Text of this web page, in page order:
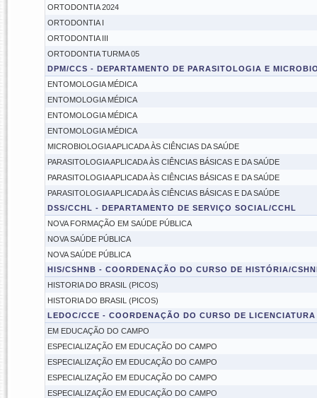
ORTODONTIA 2024
ORTODONTIA I
ORTODONTIA III
ORTODONTIA TURMA 05
DPM/CCS - DEPARTAMENTO DE PARASITOLOGIA E
ENTOMOLOGIA MÉDICA
ENTOMOLOGIA MÉDICA
ENTOMOLOGIA MÉDICA
ENTOMOLOGIA MÉDICA
MICROBIOLOGIA APLICADA ÀS CIÊNCIAS DA SAÚDE
PARASITOLOGIA APLICADA ÀS CIÊNCIAS BÁSICAS E DA SAÚDE
PARASITOLOGIA APLICADA ÀS CIÊNCIAS BÁSICAS E DA SAÚDE
PARASITOLOGIA APLICADA ÀS CIÊNCIAS BÁSICAS E DA SAÚDE
DSS/CCHL - DEPARTAMENTO DE SERVIÇO SOCIAL/CCHL
NOVA FORMAÇÃO EM SAÚDE PÚBLICA
NOVA SAÚDE PÚBLICA
NOVA SAÚDE PÚBLICA
HIS/CSHNB - COORDENAÇÃO DO CURSO DE HISTÓRIA/
HISTORIA DO BRASIL (PICOS)
HISTORIA DO BRASIL (PICOS)
LEDOC/CCE - COORDENAÇÃO DO CURSO DE
EM EDUCAÇÃO DO CAMPO
ESPECIALIZAÇÃO EM EDUCAÇÃO DO CAMPO
ESPECIALIZAÇÃO EM EDUCAÇÃO DO CAMPO
ESPECIALIZAÇÃO EM EDUCAÇÃO DO CAMPO
ESPECIALIZAÇÃO EM EDUCAÇÃO DO CAMPO